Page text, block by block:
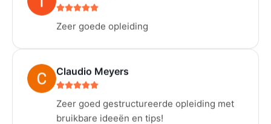
Zeer goede opleiding
Claudio Meyers
Zeer goed gestructureerde opleiding met
bruikbare ideeën en tips!